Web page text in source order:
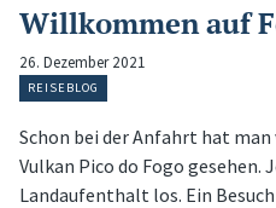
Willkommen auf
26. Dezember 2021
REISEBLOG
Schon bei der Anfahrt hat
Vulkan Pico do Fogo
Landaufenthalt los. Ein